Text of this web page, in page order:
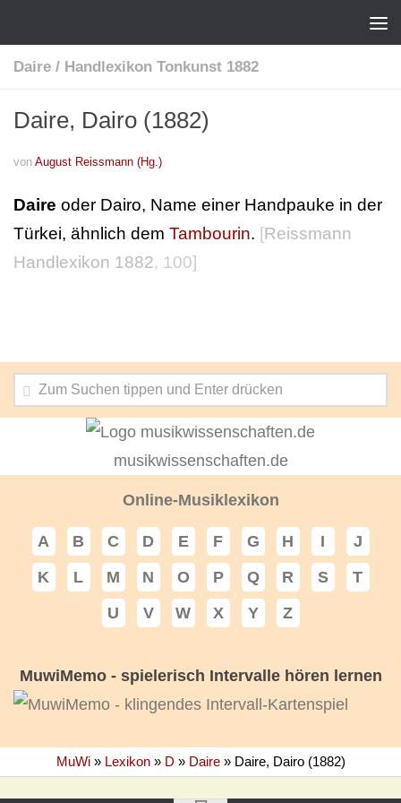
Daire / Handlexikon Tonkunst 1882
Daire, Dairo (1882)
von August Reissmann (Hg.)
Daire oder Dairo, Name einer Handpauke in der
Türkei, ähnlich dem Tambourin. [Reissmann
Handlexikon 1882, 100]
musikwissenschaften.de
Online-Musiklexikon
A B C D E F G H I
J
K
L M N O P Q R S
T
U
V W X Y Z
MuwiMemo - spielerisch Intervalle hören lernen
MuWi» Lexikon» D » Daire» Daire, Dairo (1882)